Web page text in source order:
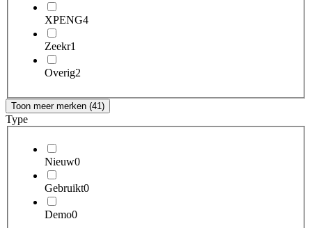
XPENG4
Zeekr1
Overig2
Toon meer merken (41)
Type
Nieuw0
Gebruikt0
Demo0